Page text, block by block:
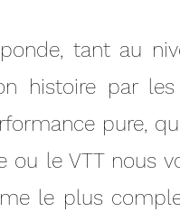
tant au
histoire par
pure,
le VTT nous
le plus